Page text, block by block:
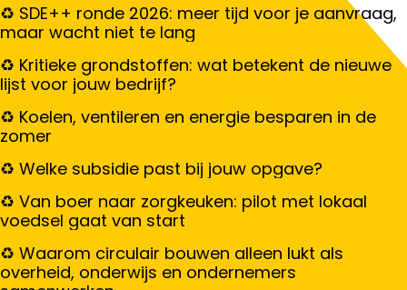
SDE++ ronde 2026: meer tijd voor je aanvraag,
maar wacht niet te lang
Kritieke grondstoffen: wat betekent de nieuwe
lijst voor jouw bedrijf?
Koelen, ventileren en energie besparen in de
zomer
Welke subsidie past bij jouw opgave?
Van boer naar zorgkeuken: pilot met lokaal
voedsel gaat van start
Waarom circulair bouwen alleen lukt als
overheid, onderwijs en ondernemers